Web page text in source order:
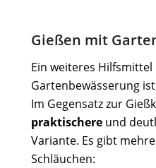
Gießen mit
Ein weiteres Hilfsmittel
Gartenbewässerung
Im Gegensatz zur
praktischereund
Variante. Es gibt
Schläuchen: